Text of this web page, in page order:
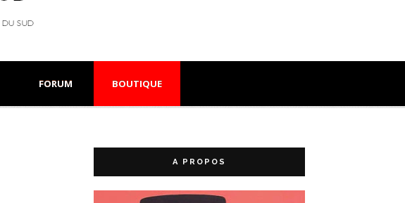
FORUM BOUTIQUE
A PROPOS